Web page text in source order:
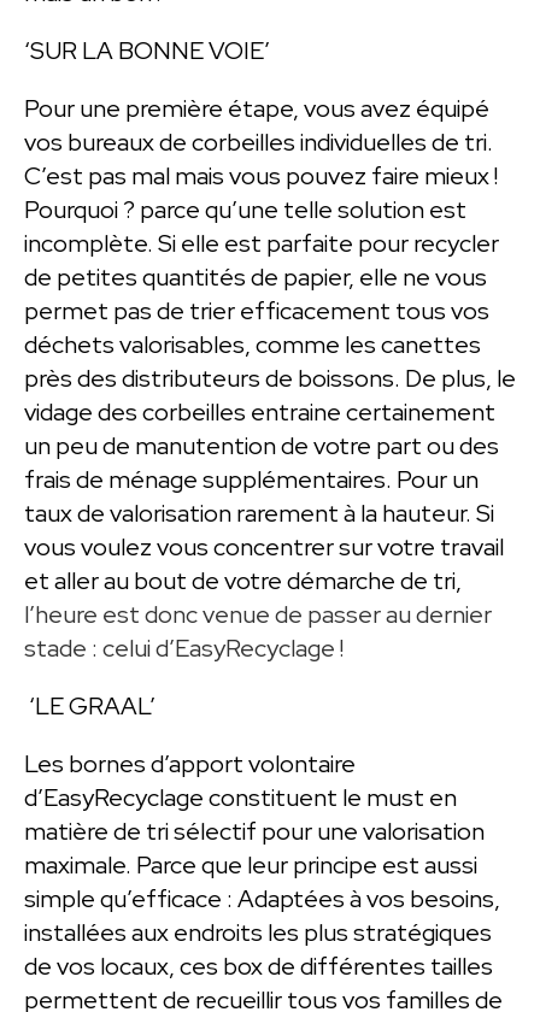
‘SUR LA BONNE VOIE’
Pour une première étape, vous avez équipé
vos bureaux de corbeilles individuelles de tri.
C’est pas mal mais vous pouvez faire mieux !
Pourquoi ? parce qu’une telle solution est
incomplète. Si elle est parfaite pour recycler
de petites quantités de papier, elle ne vous
permet pas de trier efficacement tous vos
déchets valorisables, comme les canettes
près des distributeurs de boissons. De plus, le
vidage des corbeilles entraine certainement
un peu de manutention de votre part ou des
frais de ménage supplémentaires. Pour un
taux de valorisation rarement à la hauteur. Si
vous voulez vous concentrer sur votre travail
et aller au bout de votre démarche de tri,
l’heure est donc venue de passer au dernier
stade : celui d’EasyRecyclage !
‘LE GRAAL’
Les bornes d’apport volontaire
d’EasyRecyclage constituent le must en
matière de tri sélectif pour une valorisation
maximale. Parce que leur principe est aussi
simple qu’efficace : Adaptées à vos besoins,
installées aux endroits les plus stratégiques
de vos locaux, ces box de différentes tailles
permettent de recueillir tous vos familles de